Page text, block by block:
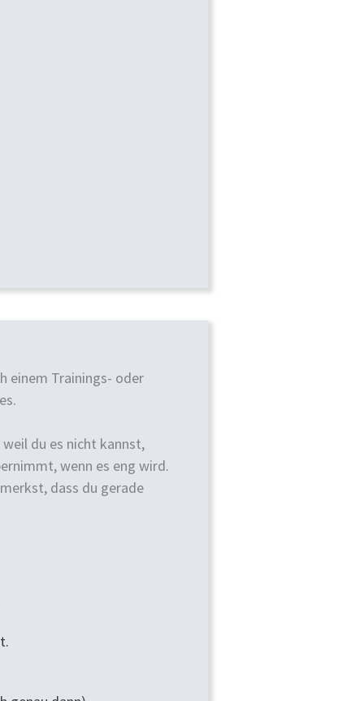
einem Trainings- oder
du es nicht kannst,
wenn es eng wird.
dass du gerade